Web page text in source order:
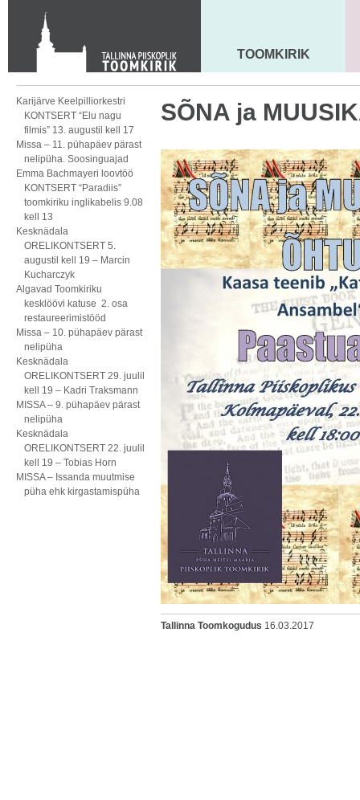
KONTAKT
Toom-Kooli 6, 10130 TALLINN
tallinna.toom@eelk.ee
MAARJA KIRIK
TOOMKIRIK
Karijärve Keelpilliorkestri
KONTSERT “Elu nagu
filmis” 13. augustil kell 17
Missa – 11. pühapäev pärast
nelipüha. Soosinguajad
Emma Bachmayeri loovtöö
KONTSERT “Paradiis”
toomkiriku inglikabelis 9.08
kell 13
Kesknädala
ORELIKONTSERT 5.
augustil kell 19 – Marcin
Kucharczyk
Algavad Toomkiriku
kesklöövi katuse 2. osa
restaureerimistööd
Missa – 10. pühapäev pärast
nelipüha
Kesknädala
ORELIKONTSERT 29. juulil
kell 19 – Kadri Traksmann
MISSA – 9. pühapäev pärast
nelipüha
Kesknädala
ORELIKONTSERT 22. juulil
kell 19 – Tobias Horn
MISSA – Issanda muutmise
püha ehk kirgastamispüha
SÕNA ja
Tallinna Toomkogudus 16.03.2017